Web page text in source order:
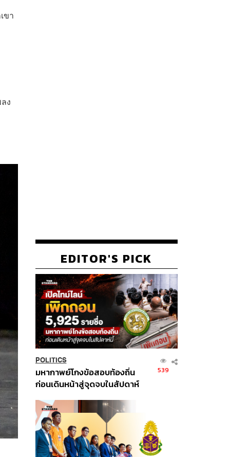
ขา
ง
EDITOR'S PICK
POLITICS
มหากาพย์โกงข้อสอบท้องถิ่น
ก่อนเดินหน้าสู่จุดจบในสัปดาห์
539